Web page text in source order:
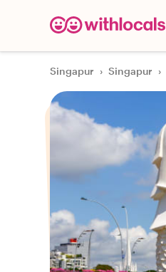
Singapur › Singapur ›